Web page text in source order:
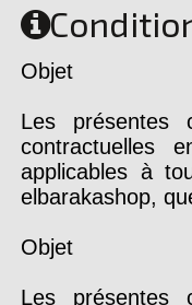
elbarakashop Il est
compte des tailles des
Objet
Les présentes
contractuelles
applicables à
elbarakashop,
Objet
Les présentes